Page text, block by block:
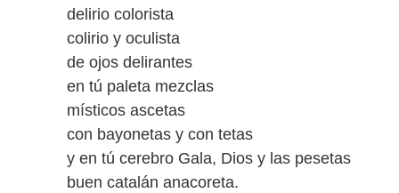
delirio colorista
colirio y oculista
de ojos delirantes
en tú paleta mezclas
místicos ascetas
con bayonetas y con tetas
y en tú cerebro Gala, Dios y las pesetas
buen catalán anacoreta.